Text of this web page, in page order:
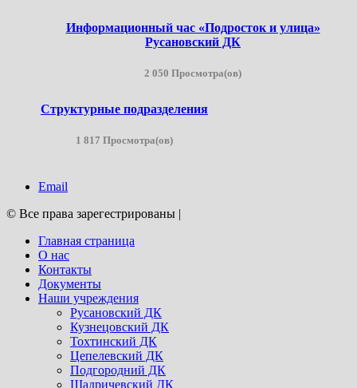
Информационный час «Подросток и улица»
Русановский ДК
2 050 Просмотра(ов)
Структурные подразделения
1 817 Просмотра(ов)
Email
© Все права зарегестрированы |
Главная страница
О нас
Контакты
Документы
Наши учреждения
Русановский ДК
Кузнецовский ДК
Тохтинский ДК
Цепелевский ДК
Подгородний ДК
Шадричевский ДК